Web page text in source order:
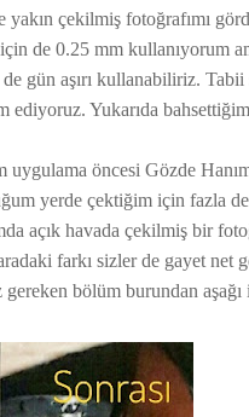
çekilmiş fotoğrafımı
de 0.25 mm kullanıyorum
gün aşırı kullanabiliriz. Tabii
ediyoruz. Yukarıda
öncesi Gözde
yerde çektiğim için fazla
açık havada çekilmiş bir
farkı sizler de gayet net
bölüm burundan